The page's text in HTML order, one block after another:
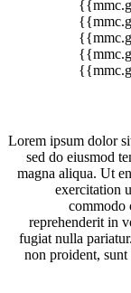
Lorem ipsum dolor
sed do eiusmod
magna aliqua. Ut
exercitation
commodo
reprehenderit in
fugiat nulla
non proident,